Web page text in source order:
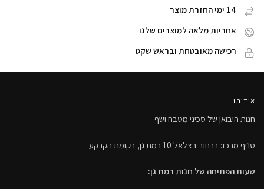
14 ימי החזרת מוצר
אחריות מלאה למוצרים שלנו
רכישה מאובטחת ובראש שקט
אודותו
חנות היבואן של סכיני מטבח ושף
סניף מרכז: ברחוב בצלאל 10 רמת גן, בקומת הקרקע.
שעות הפתיחה של חנות רמת גן: